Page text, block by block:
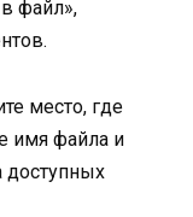
файл»,
место, где
имя файла и
доступных